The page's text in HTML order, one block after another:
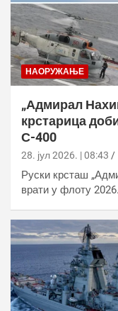
НАОРУЖАЊЕ
„Адмирал
крстарица
С-400
28. јул 2026. | 08:43
Руски крсташ
врати у флоту